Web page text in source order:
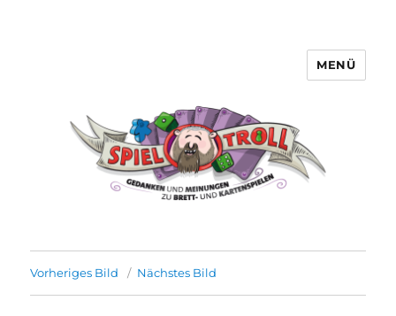
MENÜ
Vorheriges Bild Nächstes Bild